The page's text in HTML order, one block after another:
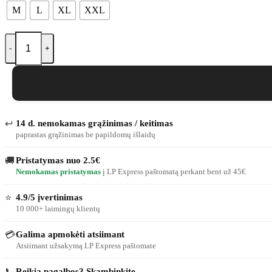
M L XL XXL
produkto kiekis: Vyriški marškinėliai Hilarion
↩ 14 d. nemokamas grąžinimas / keitimas
paprastas grąžinimas be papildomų išlaidų
🚚Pristatymas nuo 2.5€
Nemokamas pristatymas į LP Express paštomatą perkant bent už 45€
⭐ 4.9/5 įvertinimas
10 000+ laimingų klientų
💳Galima apmokėti atsiimant
Atsiimant užsakymą LP Express paštomate